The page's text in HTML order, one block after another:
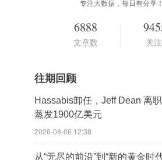
专注大数据，每日有分享！
6888
文章数 关
往期回顾
Hassabis卸任，Jeff Dean 离
蒸发1900亿美元
2026-08-06 12:38
从“无尽的前沿”到“新的黄金时